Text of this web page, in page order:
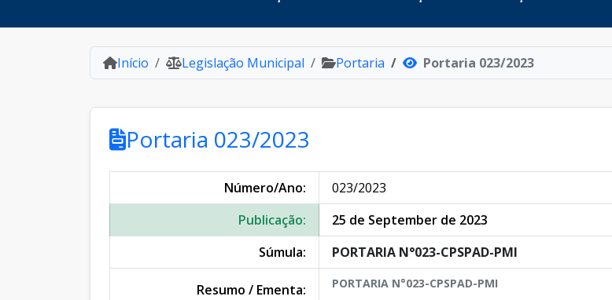
Início Legislação Municipal Portaria Portaria 023/2023
Portaria 023/2023
Número/Ano:
023/2023
Publicação:
25 de September de 2023
Súmula:
PORTARIA N°023-CPSPAD-PMI
Resumo / Ementa: PORTARIA N°023-CPSPAD-PMI